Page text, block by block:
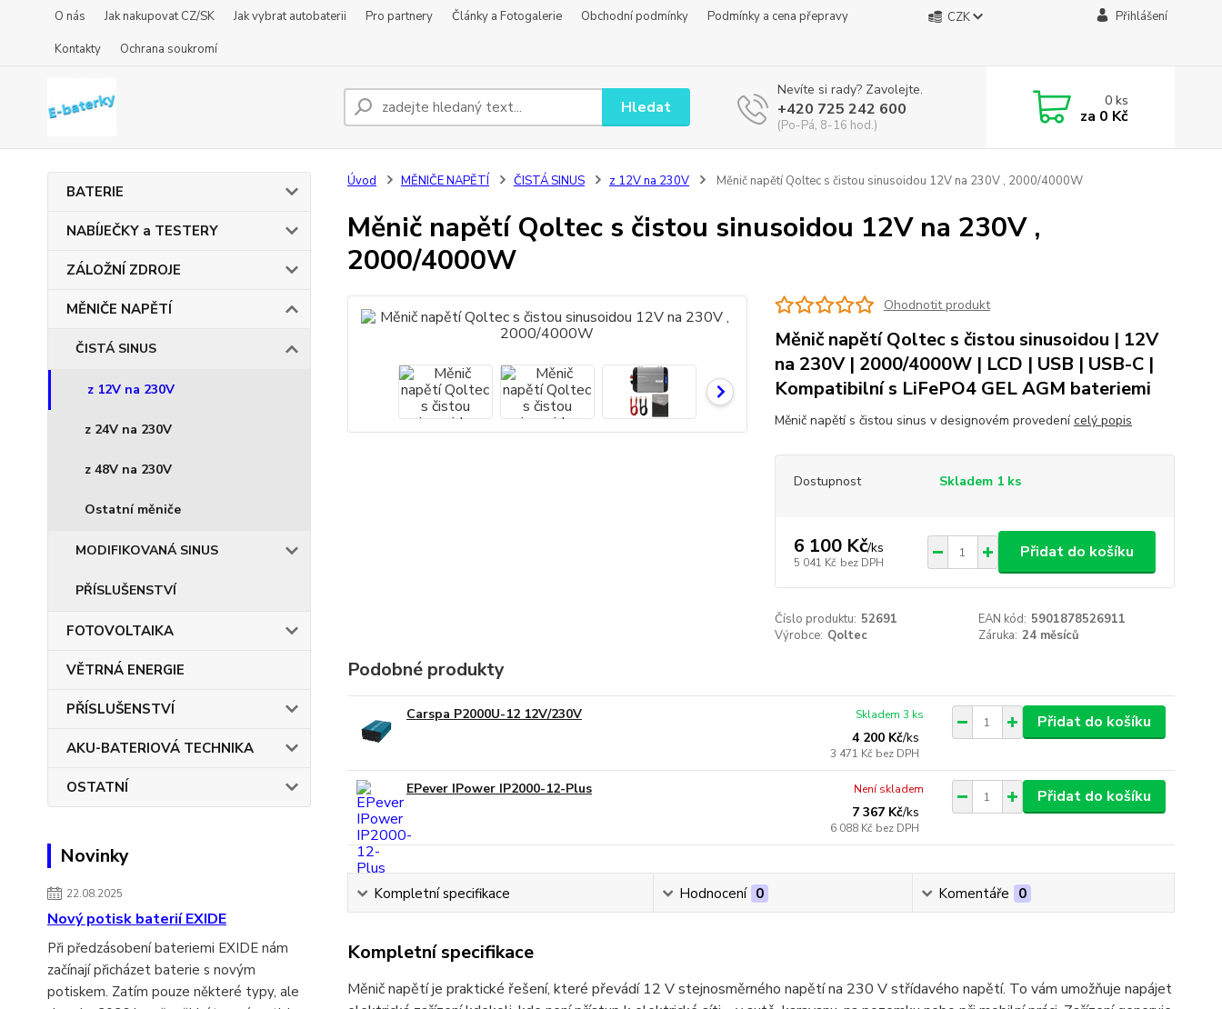
O nás Jak nakupovat CZ/SK Jak vybrat autobaterii Pro partnery Články a Fotogalerie Obchodní podmínky
Podmínky a cena přepravy
Kontakty
Ochrana soukromí
CZK Přihlášení
Hledat
Nevíte si rady? Zavolejte.
+420 725 242 600
(Po-Pá, 8-16 hod.)
0ks
za 0 Kč
BATERIE
NABÍJEČKY a TESTERY
ZÁLOŽNÍ ZDROJE
MĚNIČE NAPĚTÍ
ČISTÁ SINUS
z 12V na 230V
z 24V na 230V
z 48V na 230V
Ostatní měniče
MODIFIKOVANÁ SINUS
PŘÍSLUŠENSTVÍ
FOTOVOLTAIKA
VĚTRNÁ ENERGIE
PŘÍSLUŠENSTVÍ
AKU-BATERIOVÁ TECHNIKA
OSTATNÍ
Novinky
22.08.2025
Nový potisk baterií EXIDE
Při předzásobení bateriemi EXIDE nám
začínají přicházet baterie s novým
potiskem. Zatím pouze některé typy, ale
Úvod MĚNIČE NAPĚTÍ ČISTÁ SINUS z 12V na 230V Měnič napětí Qoltec s čistou sinusoidou 12V na 230V , 2000/4000W
Měnič napětí Qoltec s čistou sinusoidou 12V na 230V ,
2000/4000W
Ohodnotit produkt
Měnič napětí Qoltec s čistou sinusoidou | 12V
na 230V | 2000/4000W | LCD | USB | USB-C |
Kompatibilní s LiFePO4 GEL AGM bateriemi
Měnič napětí s čistou sinus v designovém provedenícelý popis
Dostupnost Skladem 1 ks
6 100 Kč/ks
5 041 Kč bez DPH
Přidat do košíku
Číslo produktu: 52691 EAN kód: 5901878526911
Výrobce: Qoltec Záruka: 24 měsíců
Podobné produkty
Carspa P2000U-12 12V/230V
4 200 Kč/ks
3 471 Kč bez DPH
Skladem 3 ks Přidat do košíku
EPever IPower IP2000-12-Plus
7 367 Kč/ks
6 088 Kč bez DPH
Není skladem Přidat do košíku
Kompletní specifikace Hodnocení 0 Komentáře 0
Kompletní specifikace
Měnič napětí je praktické řešení, které převádí 12 V stejnosměrného napětí na 230 V střídavého napětí. To vám umožňuje napájet